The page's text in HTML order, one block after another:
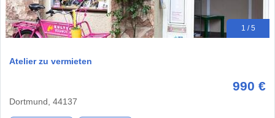
1 / 5
Atelier zu vermieten
990 €
Dortmund, 44137